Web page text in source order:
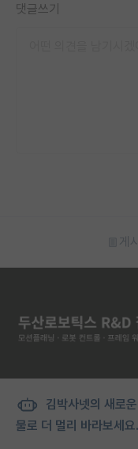
댓글쓰기
게
김박사넷의 새로
물로 더 멀리 바라보세요.